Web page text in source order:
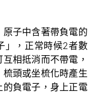
子中含著帶負電的
」，正常時候2者數
相抵消而不帶電，
頭或坐梳化時產生
負電子，身上正電